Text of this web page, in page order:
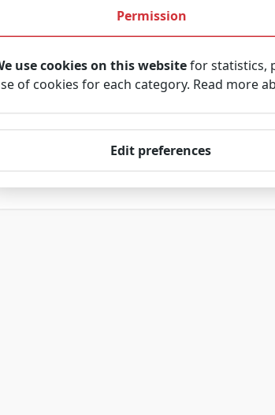
Permission
use cookies on this websitefor statistics,
of cookies for each category. Read more
Edit preferences